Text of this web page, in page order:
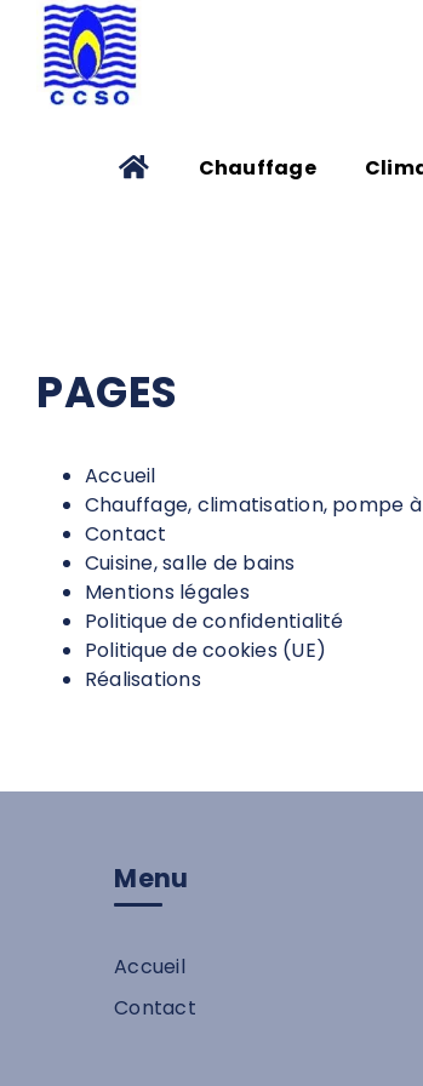
Passer
contenu
Chauffage
PAGES
Accueil
Chauffage, climatisation, pompe
Contact
Cuisine, salle de bains
Mentions légales
Politique de confidentialité
Politique de cookies (UE)
Réalisations
Menu
Accueil
Contact